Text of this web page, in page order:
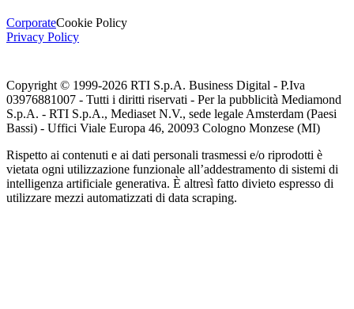
CorporateCookie Policy
Privacy Policy
Copyright © 1999-2026 RTI S.p.A. Business Digital - P.Iva
03976881007 - Tutti i diritti riservati - Per la pubblicità Mediamond
S.p.A. - RTI S.p.A., Mediaset N.V., sede legale Amsterdam (Paesi
Bassi) - Uffici Viale Europa 46, 20093 Cologno Monzese (MI)
Rispetto ai contenuti e ai dati personali trasmessi e/o riprodotti è
vietata ogni utilizzazione funzionale all’addestramento di sistemi di
intelligenza artificiale generativa. È altresì fatto divieto espresso di
utilizzare mezzi automatizzati di data scraping.